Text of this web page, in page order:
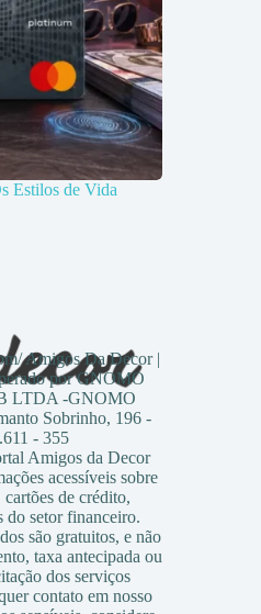
Estilos de Vida
Amigos Da Decor |
por GNOMO
LTDA -GNOMO
Sobrinho, 196 -
- 355
Amigos da Decor
acessíveis sobre
de crédito,
do setor financeiro.
são gratuitos, e não
taxa antecipada ou
dos serviços
contato em nosso